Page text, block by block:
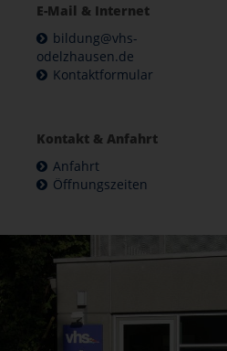
E-Mail & Internet
bildung@vhs-
odelzhausen.de
Kontaktformular
Kontakt & Anfahrt
Anfahrt
Öffnungszeiten